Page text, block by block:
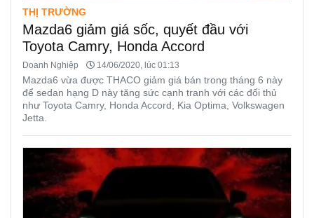
THỊ TRƯỜNG
Mazda6 giảm giá sốc, quyết đầu với
Toyota Camry, Honda Accord
Doanh Nghiệp 14/06/2020, lúc 01:13
Mazda6 vừa được THACO giảm giá bán trong tháng 6 này
để sedan hạng D này tăng sức cạnh tranh với các đối thủ
như Toyota Camry, Honda Accord, Kia Optima, Volkswagen
Jetta.